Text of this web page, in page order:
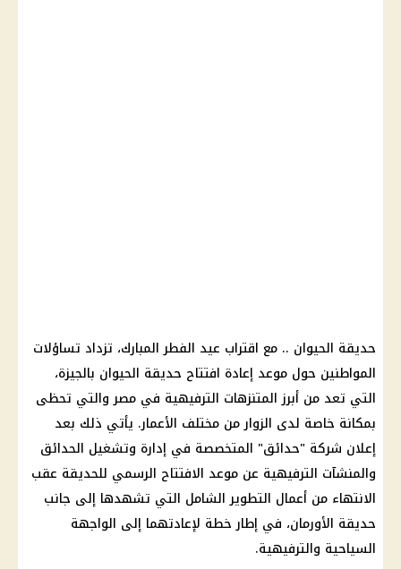
حديقة الحيوان .. مع اقتراب عيد الفطر المبارك، تزداد تساؤلات
المواطنين حول موعد إعادة افتتاح حديقة الحيوان بالجيزة،
التي تعد من أبرز المتنزهات الترفيهية في مصر والتي تحظى
بمكانة خاصة لدى الزوار من مختلف الأعمار. يأتي ذلك بعد
إعلان شركة "حدائق" المتخصصة في إدارة وتشغيل الحدائق
والمنشآت الترفيهية عن موعد الافتتاح الرسمي للحديقة عقب
الانتهاء من أعمال التطوير الشامل التي تشهدها إلى جانب
حديقة الأورمان، في إطار خطة لإعادتهما إلى الواجهة
السياحية والترفيهية.